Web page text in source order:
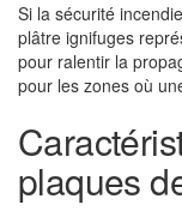
Si la sécurité
plâtre ignifuges
pour ralentir la
pour les zones où
plaques